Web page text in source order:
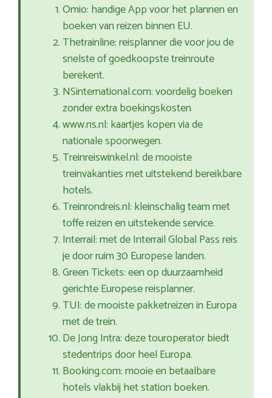
Omio: handige App voor het plannen en
boeken van reizen binnen EU.
Thetrainline: reisplanner die voor jou de
snelste of goedkoopste treinroute
berekent.
NSinternational.com: voordelig boeken
zonder extra boekingskosten
www.ns.nl: kaartjes kopen via de
nationale spoorwegen.
Treinreiswinkel.nl: de mooiste
treinvakanties met uitstekend bereikbare
hotels.
Treinrondreis.nl: kleinschalig team met
toffe reizen en uitstekende service.
Interrail: met de Interrail Global Pass reis
je door ruim 30 Europese landen.
Green Tickets: een op duurzaamheid
gerichte Europese reisplanner.
TUI: de mooiste pakketreizen in Europa
met de trein.
De Jong Intra: deze touroperator biedt
stedentrips door heel Europa.
Booking.com: mooie en betaalbare
hotels vlakbij het station boeken.